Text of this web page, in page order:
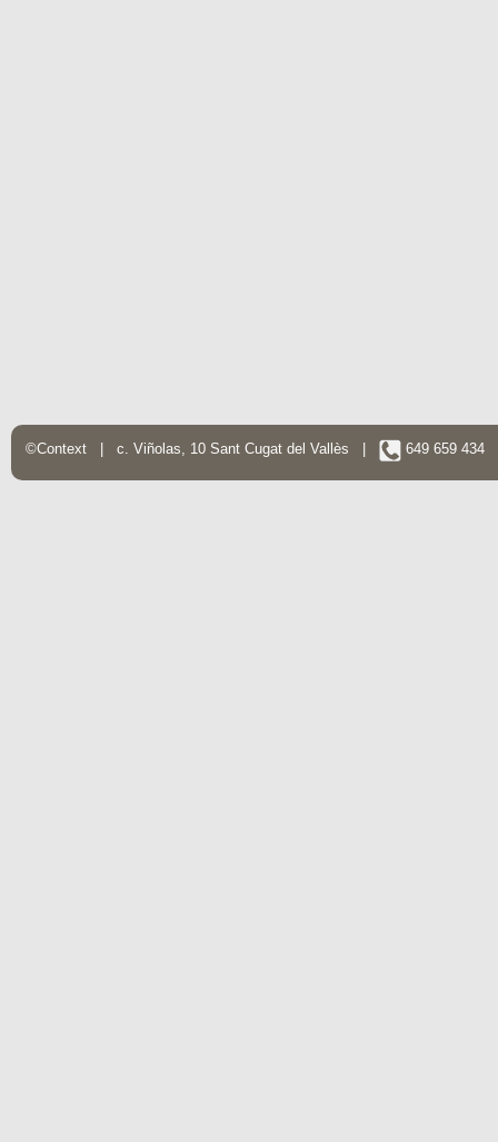
©Context | c. Viñolas, 10 Sant Cugat del Vallès | 649 659